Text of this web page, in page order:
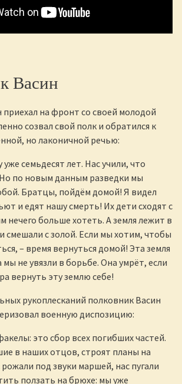
Васин
на фронт со своей молодой
созвал свой полк и обратился к
но лаконичной речью:
семьдесят лет. Нас учили, что
по новым данным разведки мы
Братцы, пойдём домой! Я видел
и едят нашу смерть! Их дети сходят с
нечего больше хотеть. А земля лежит в
смешали с золой. Если мы хотим, чтобы
– время вернуться домой! Эта земля
не увязли в борьбе. Она умрёт, если
вернуть эту землю себе!
рукоплесканий полковник Васин
военную диспозицию:
это сбор всех погибших частей.
в наших отцов, строят планы на
под звуки маршей, нас пугали
ползать на брюхе: мы уже